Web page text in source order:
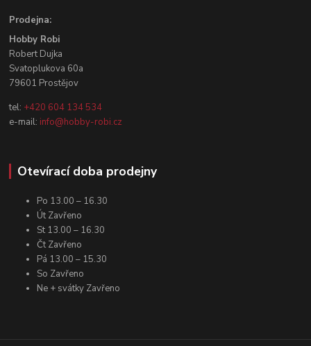
Prodejna:
Hobby Robi
Robert Dujka
Svatoplukova 60a
79601 Prostějov
tel: +420 604 134 534
e-mail: info@hobby-robi.cz
Otevírací doba prodejny
Po 13.00 – 16.30
Út Zavřeno
St 13.00 – 16.30
Čt Zavřeno
Pá 13.00 – 15.30
So Zavřeno
Ne + svátky Zavřeno